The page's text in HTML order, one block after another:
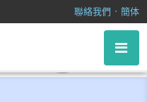
聯絡我們 ． 簡体